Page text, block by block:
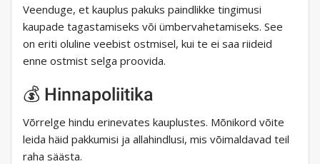
Veenduge, et kauplus pakuks paindlikke tingimusi
kaupade tagastamiseks või ümbervahetamiseks. See
on eriti oluline veebist ostmisel, kui te ei saa riideid
enne ostmist selga proovida.
💰 Hinnapoliitika
Võrrelge hindu erinevates kauplustes. Mõnikord võite
leida häid pakkumisi ja allahindlusi, mis võimaldavad teil
raha säästa.